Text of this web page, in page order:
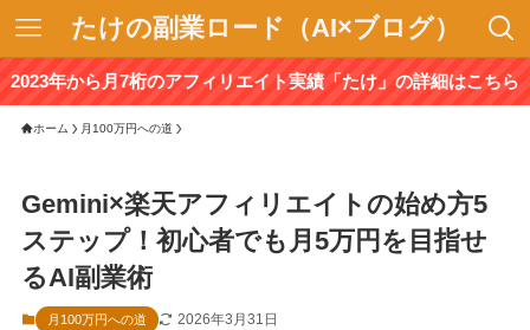
たけの副業ロード（AI×ブログ）
2023年から月7桁のアフィリエイト実績「たけ」の詳細はこちら
ホーム 月100万円への道
Gemini×楽天アフィリエイトの始め方5
ステップ！初心者でも月5万円を目指せ
るAI副業術
月100万円への道 2026年3月31日